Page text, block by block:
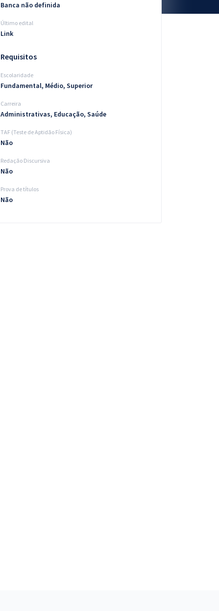
Banca não definida
Último edital
Link
Requisitos
Escolaridade
Fundamental, Médio, Superior
Carreira
Administrativas, Educação, Saúde
TAF (Teste de Aptidão Física)
Não
Redação Discursiva
Não
Prova de títulos
Não